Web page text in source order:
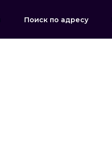
Поиск по адресу